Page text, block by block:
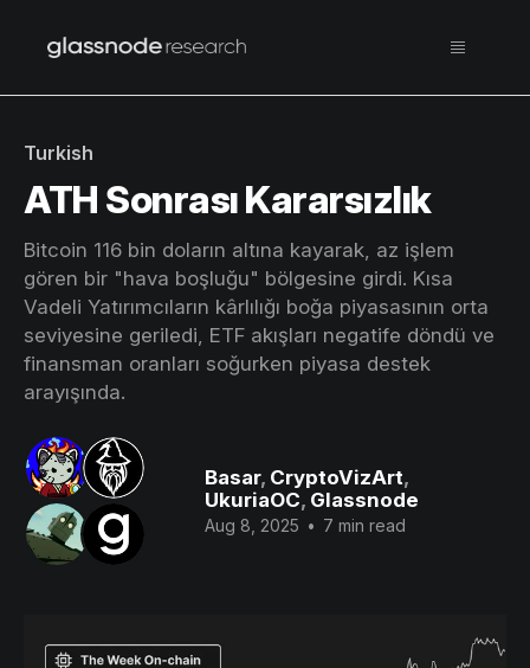
Turkish
ATH Sonrası Kararsızlık
Bitcoin 116 bin doların altına kayarak, az işlem
gören bir "hava boşluğu" bölgesine girdi. Kısa
Vadeli Yatırımcıların kârlılığı boğa piyasasının orta
seviyesine geriledi, ETF akışları negatife döndü ve
finansman oranları soğurken piyasa destek
arayışında.
Basar, CryptoVizArt,
UkuriaOC, Glassnode
Aug 8, 2025 • 7 min read